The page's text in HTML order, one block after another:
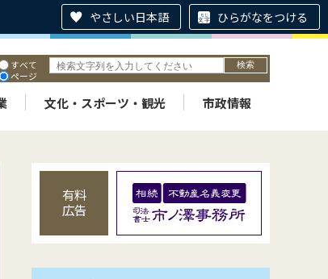
やさしい日本語 ひらがなをつける
すべて
ページ
文化・スポーツ・観光 市政情報
有料
広告